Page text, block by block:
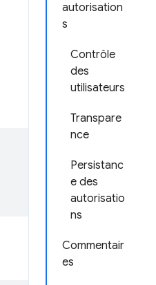
autorisation
s
Contrôle
des
utilisateurs
Transpare
nce
Persistanc
e des
autorisatio
ns
Commentair
es